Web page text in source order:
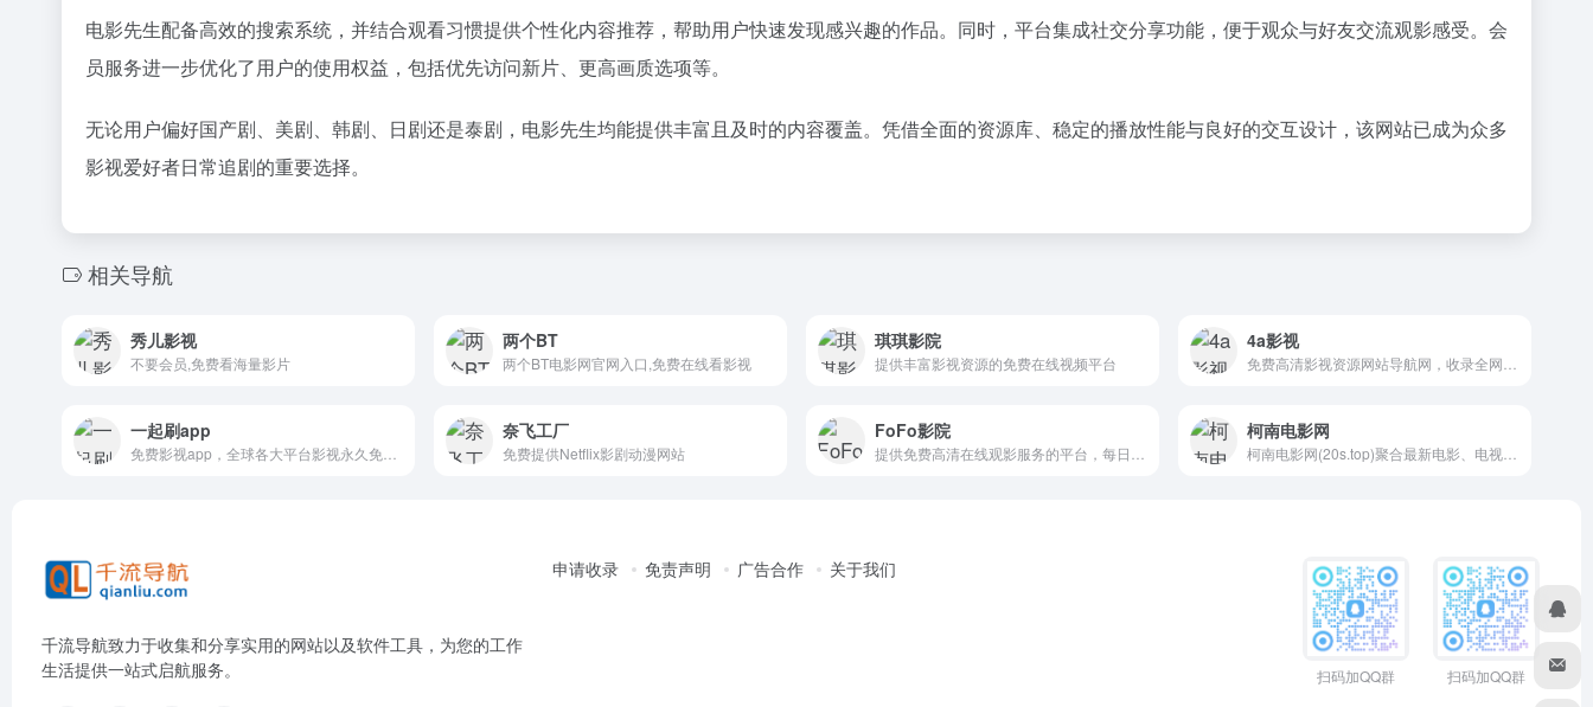
电影先生配备高效的搜索系统，并结合观看习惯提供个性化内容推荐，帮助用户快速发现感兴趣的作品。同时，平台集成社交分享功能，便于观众与好友交流观影感受。会
员服务进一步优化了用户的使用权益，包括优先访问新片、更高画质选项等。
无论用户偏好国产剧、美剧、韩剧、日剧还是泰剧，电影先生均能提供丰富且及时的内容覆盖。凭借全面的资源库、稳定的播放性能与良好的交互设计，该网站已成为众多
影视爱好者日常追剧的重要选择。
相关导航
秀儿影视
不要会员,免费看海量影片
两个BT
两个BT电影网官网入口,免费在线看影视
琪琪影院
提供丰富影视资源的免费在线视频平台
4a影视
一起刷app 奈飞工厂
免费提供Netflix影剧动漫网站
FoFo影院 柯南电影网
千流导航致力于收集和分享实用的网站以及软件工具，为您的工作
生活提供一站式启航服务。
申请收录 免责声明 广告合作 关于我们
扫码加QQ群 扫码加QQ群